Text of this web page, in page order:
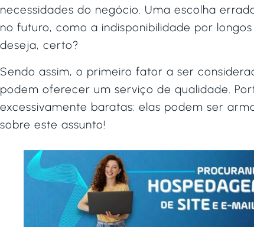
necessidades do negócio. Uma escolha
no futuro, como a indisponibilidade por
deseja, certo?
Sendo assim, o primeiro fator a ser
podem oferecer um serviço de qualidade.
excessivamente baratas: elas podem ser
sobre este assunto!